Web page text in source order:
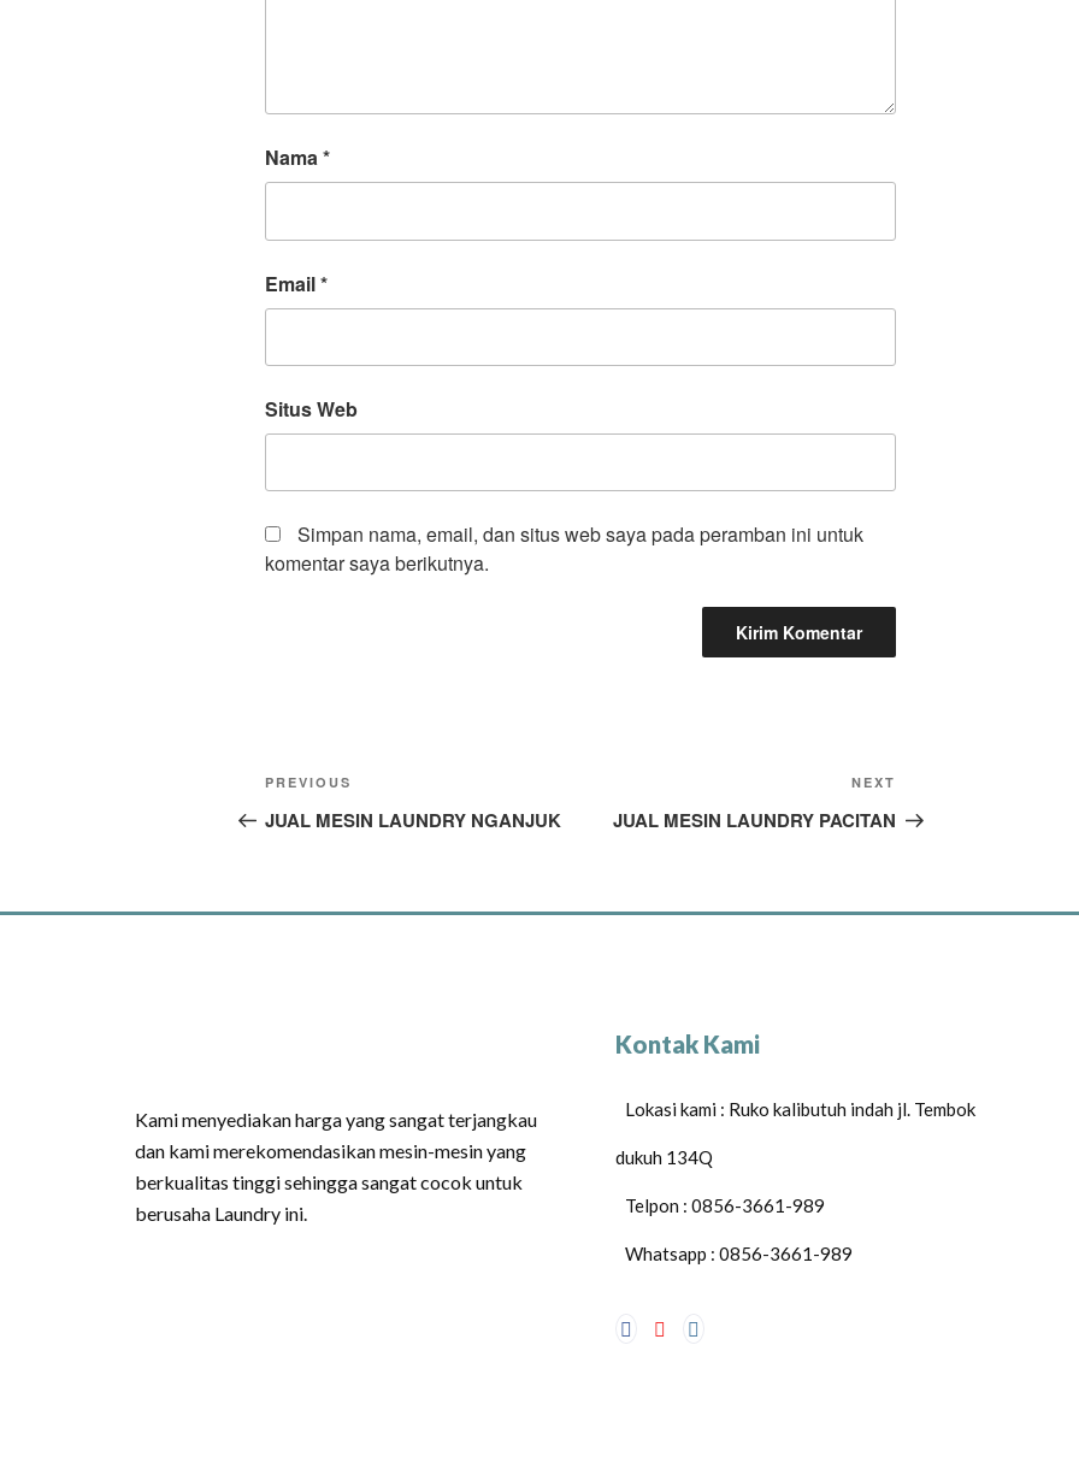
Nama*
Email*
Situs Web
Simpan nama, email, dan situs web saya pada peramban ini untuk
komentar saya berikutnya.
PREVIOUS
JUAL MESIN LAUNDRY NGANJUK
NEXT
JUAL MESIN LAUNDRY PACITAN
Kami menyediakan harga yang sangat terjangkau
dan kami merekomendasikan mesin-mesin yang
berkualitas tinggi sehingga sangat cocok untuk
berusaha Laundry ini.
Kontak Kami
Lokasi kami : Ruko kalibutuh indah jl. Tembok
dukuh 134Q
Telpon : 0856-3661-989
Whatsapp : 0856-3661-989